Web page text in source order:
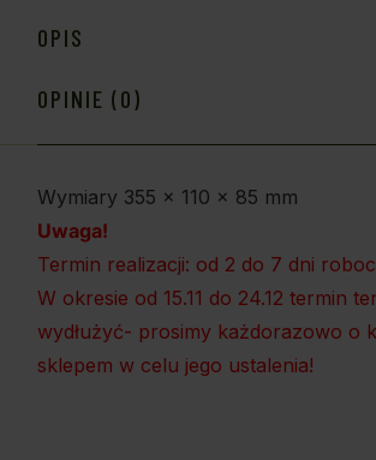
OPIS
OPINIE (0)
Wymiary 355 x 110 x 85 mm
Uwaga!
Termin realizacji: od 2 do 7 dni
W okresie od 15.11 do 24.12 termin
wydłużyć- prosimy każdorazowo o
sklepem w celu jego ustalenia!